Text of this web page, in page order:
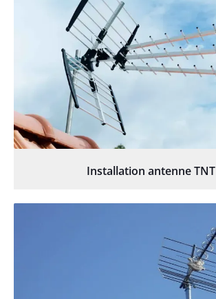
Installation antenne TNT